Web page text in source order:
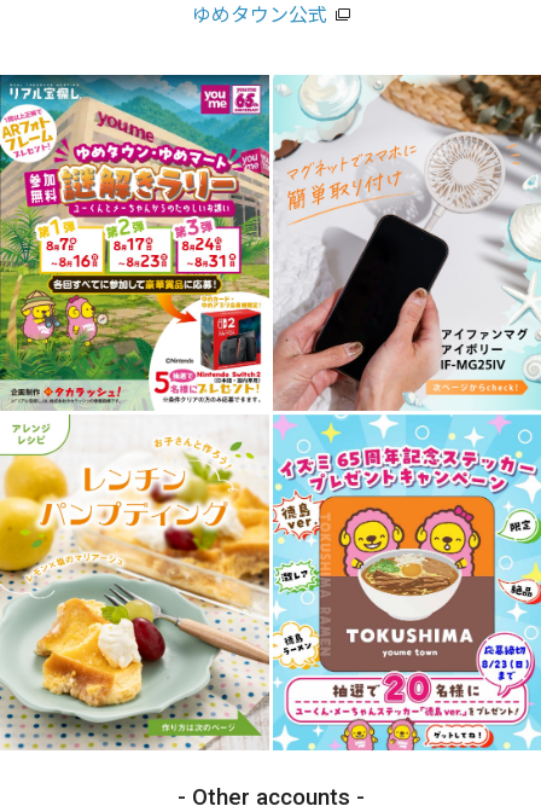
ゆめタウン公式
Other accounts